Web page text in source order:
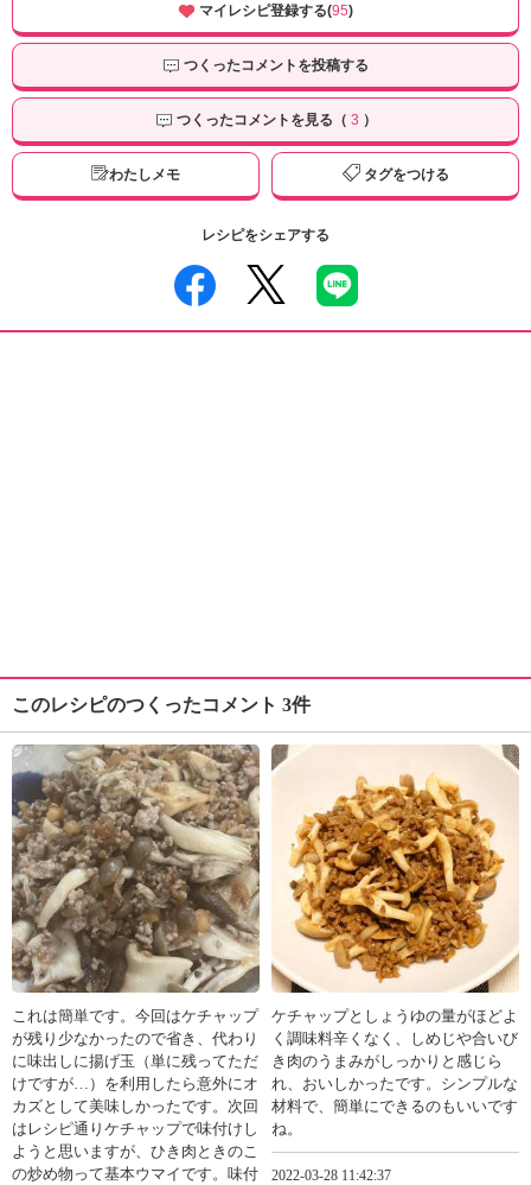
マイレシピ登録する(95)
つくったコメントを投稿する
つくったコメントを見る（ 3 ）
わたしメモ タグをつける
レシピをシェアする
このレシピのつくったコメント 3件
これは簡単です。今回はケチャップ
が残り少なかったので省き、代わり
に味出しに揚げ玉（単に残ってただ
けですが…）を利用したら意外にオ
カズとして美味しかったです。次回
はレシピ通りケチャップで味付けし
ようと思いますが、ひき肉ときのこ
の炒め物って基本ウマイです。味付
ケチャップとしょうゆの量がほどよ
く調味料辛くなく、しめじや合いび
き肉のうまみがしっかりと感じら
れ、おいしかったです。シンプルな
材料で、簡単にできるのもいいです
ね。
2022-03-28 11:42:37